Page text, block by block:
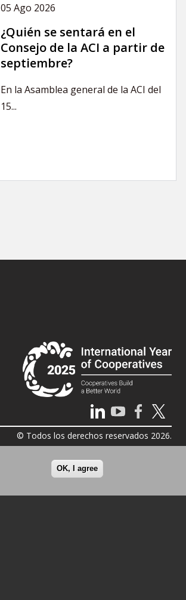
05 Ago 2026
¿Quién se sentará en el
Consejo de la ACI a partir de
septiembre?
En la Asamblea general de la ACI del
15...
© Todos los derechos reservados 2026.
OK, I agree